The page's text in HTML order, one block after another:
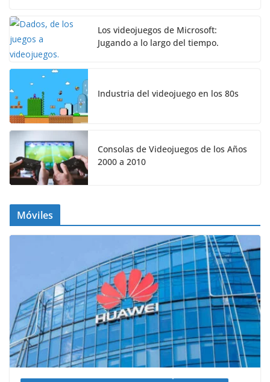
Los videojuegos de Microsoft:
Jugando a lo largo del tiempo.
Industria del videojuego en los 80s
Consolas de Videojuegos de los Años
2000 a 2010
Móviles